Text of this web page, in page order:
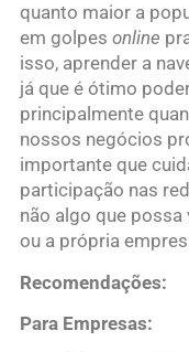
quanto maior a
em golpes online
isso, aprender a
já que é ótimo
principalmente
nossos negócios
importante que
participação nas
não algo que
ou a própria
Recomendações:
Para Empresas: